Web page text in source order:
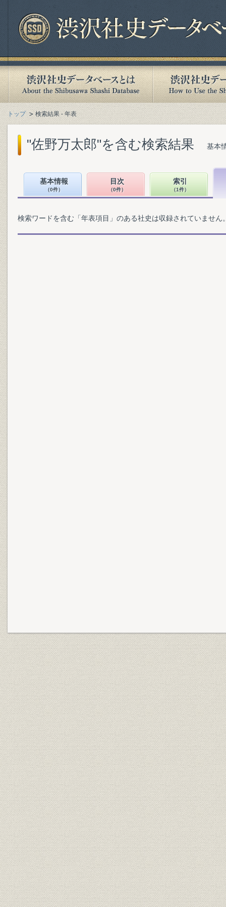
トップ 検索結果 - 年表
"佐野万太郎"を含む検索結果 基本
基本情報
（0件）
目次
（0件）
索引
（1件）
検索ワードを含む「年表項目」のある社史は収録されていません